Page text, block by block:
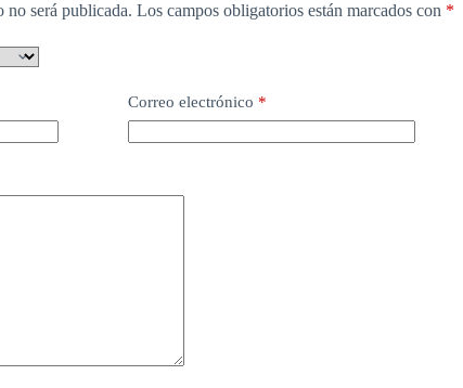
no será publicada. Los campos obligatorios están marcados con *
Correo electrónico *